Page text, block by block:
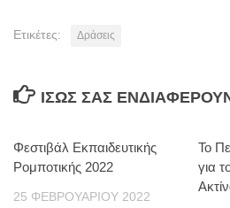
Ετικέτες: Δράσεις
ΊΣΩΣ ΣΑΣ
Φεστιβάλ Εκπαιδευτικής
Ρομποτικής 2022
25 ΦΕΒΡΟΥΑΡΊΟΥ 2022
Το
για